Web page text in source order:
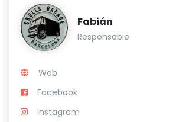
Fabián
Responsable
Web
Facebook
Instagram